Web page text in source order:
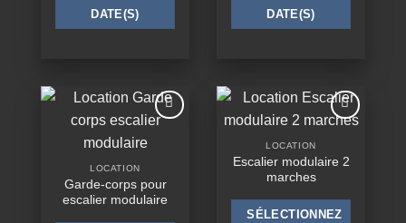
DATE(S) DATE(S)
LOCATION
Garde-corps pour
escalier modulaire
wishlist
LOCATION
Escalier modulaire 2
marches
SÉLECTIONNEZ